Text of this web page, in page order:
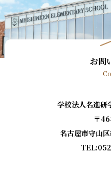
お問
学校法人名進
〒
名古屋市守山